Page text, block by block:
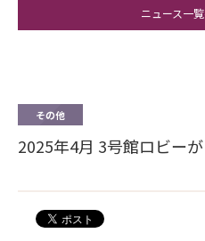
ニュース一
その他
2025年4月 3号館ロビー